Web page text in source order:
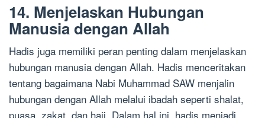
14. Menjelaskan Hubungan
Manusia dengan Allah
Hadis juga memiliki peran penting dalam menjelaskan
hubungan manusia dengan Allah. Hadis menceritakan
tentang bagaimana Nabi Muhammad SAW menjalin
hubungan dengan Allah melalui ibadah seperti shalat,
puasa, zakat, dan haji. Dalam hal ini, hadis menjadi